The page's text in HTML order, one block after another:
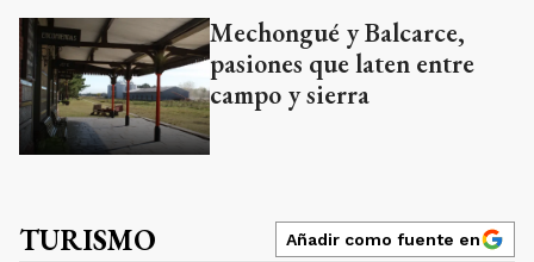
Mechongué y Balcarce,
pasiones que laten entre
campo y sierra
TURISMO Añadir como fuente en